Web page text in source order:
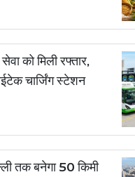
को मिली रफ्तार,
चार्जिंग स्टेशन
तक बनेगा 50 किमी